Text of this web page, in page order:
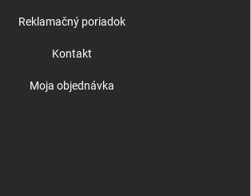
Reklamačný poriadok
Kontakt
Moja objednávka